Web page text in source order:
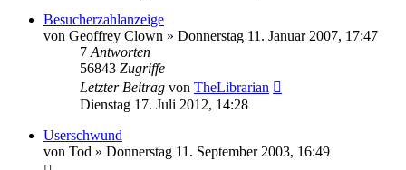
Besucherzahlanzeige
von Geoffrey Clown » Donnerstag 11. Januar 2007, 17:47
7 Antworten
56843 Zugriffe
Letzter Beitrag von TheLibrarian
Dienstag 17. Juli 2012, 14:28
Userschwund
von Tod » Donnerstag 11. September 2003, 16:49